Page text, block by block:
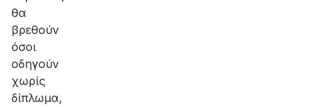
θα
βρεθούν
όσοι
οδηγούν
χωρίς
δίπλωμα,